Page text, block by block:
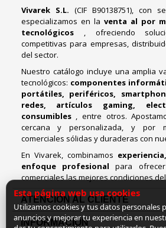
Vivarek S.L. (CIF B90138751), con
especializamos en la venta al por
tecnológicos , ofreciendo
competitivas para empresas,
del sector.
Nuestro catálogo incluye una amplia
tecnológicos: componentes
portátiles, periféricos,
redes, artículos gaming,
consumibles , entre otros.
cercana y personalizada, y por
comerciales sólidas y duraderas con
En Vivarek, combinamos
enfoque profesionalpara
comerciales las mejores condiciones
ATENCIÓN AL CLIENTE
INFORMACION
Esta página web usa cookies
Utilizamos cookies y tus datos personales
anuncios y mejorar tu experiencia en